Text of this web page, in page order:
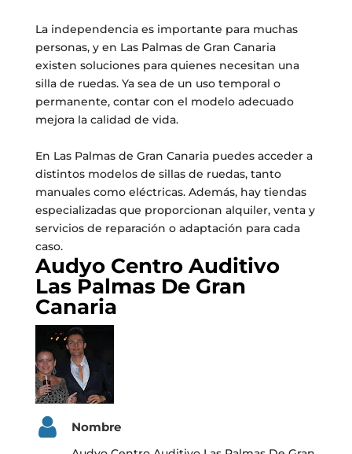
La independencia es importante para muchas
personas, y en Las Palmas de Gran Canaria
existen soluciones para quienes necesitan una
silla de ruedas. Ya sea de un uso temporal o
permanente, contar con el modelo adecuado
mejora la calidad de vida.
En Las Palmas de Gran Canaria puedes acceder a
distintos modelos de sillas de ruedas, tanto
manuales como eléctricas. Además, hay tiendas
especializadas que proporcionan alquiler, venta y
servicios de reparación o adaptación para cada
caso.
Audyo Centro Auditivo
Las Palmas De Gran
Canaria
Nombre